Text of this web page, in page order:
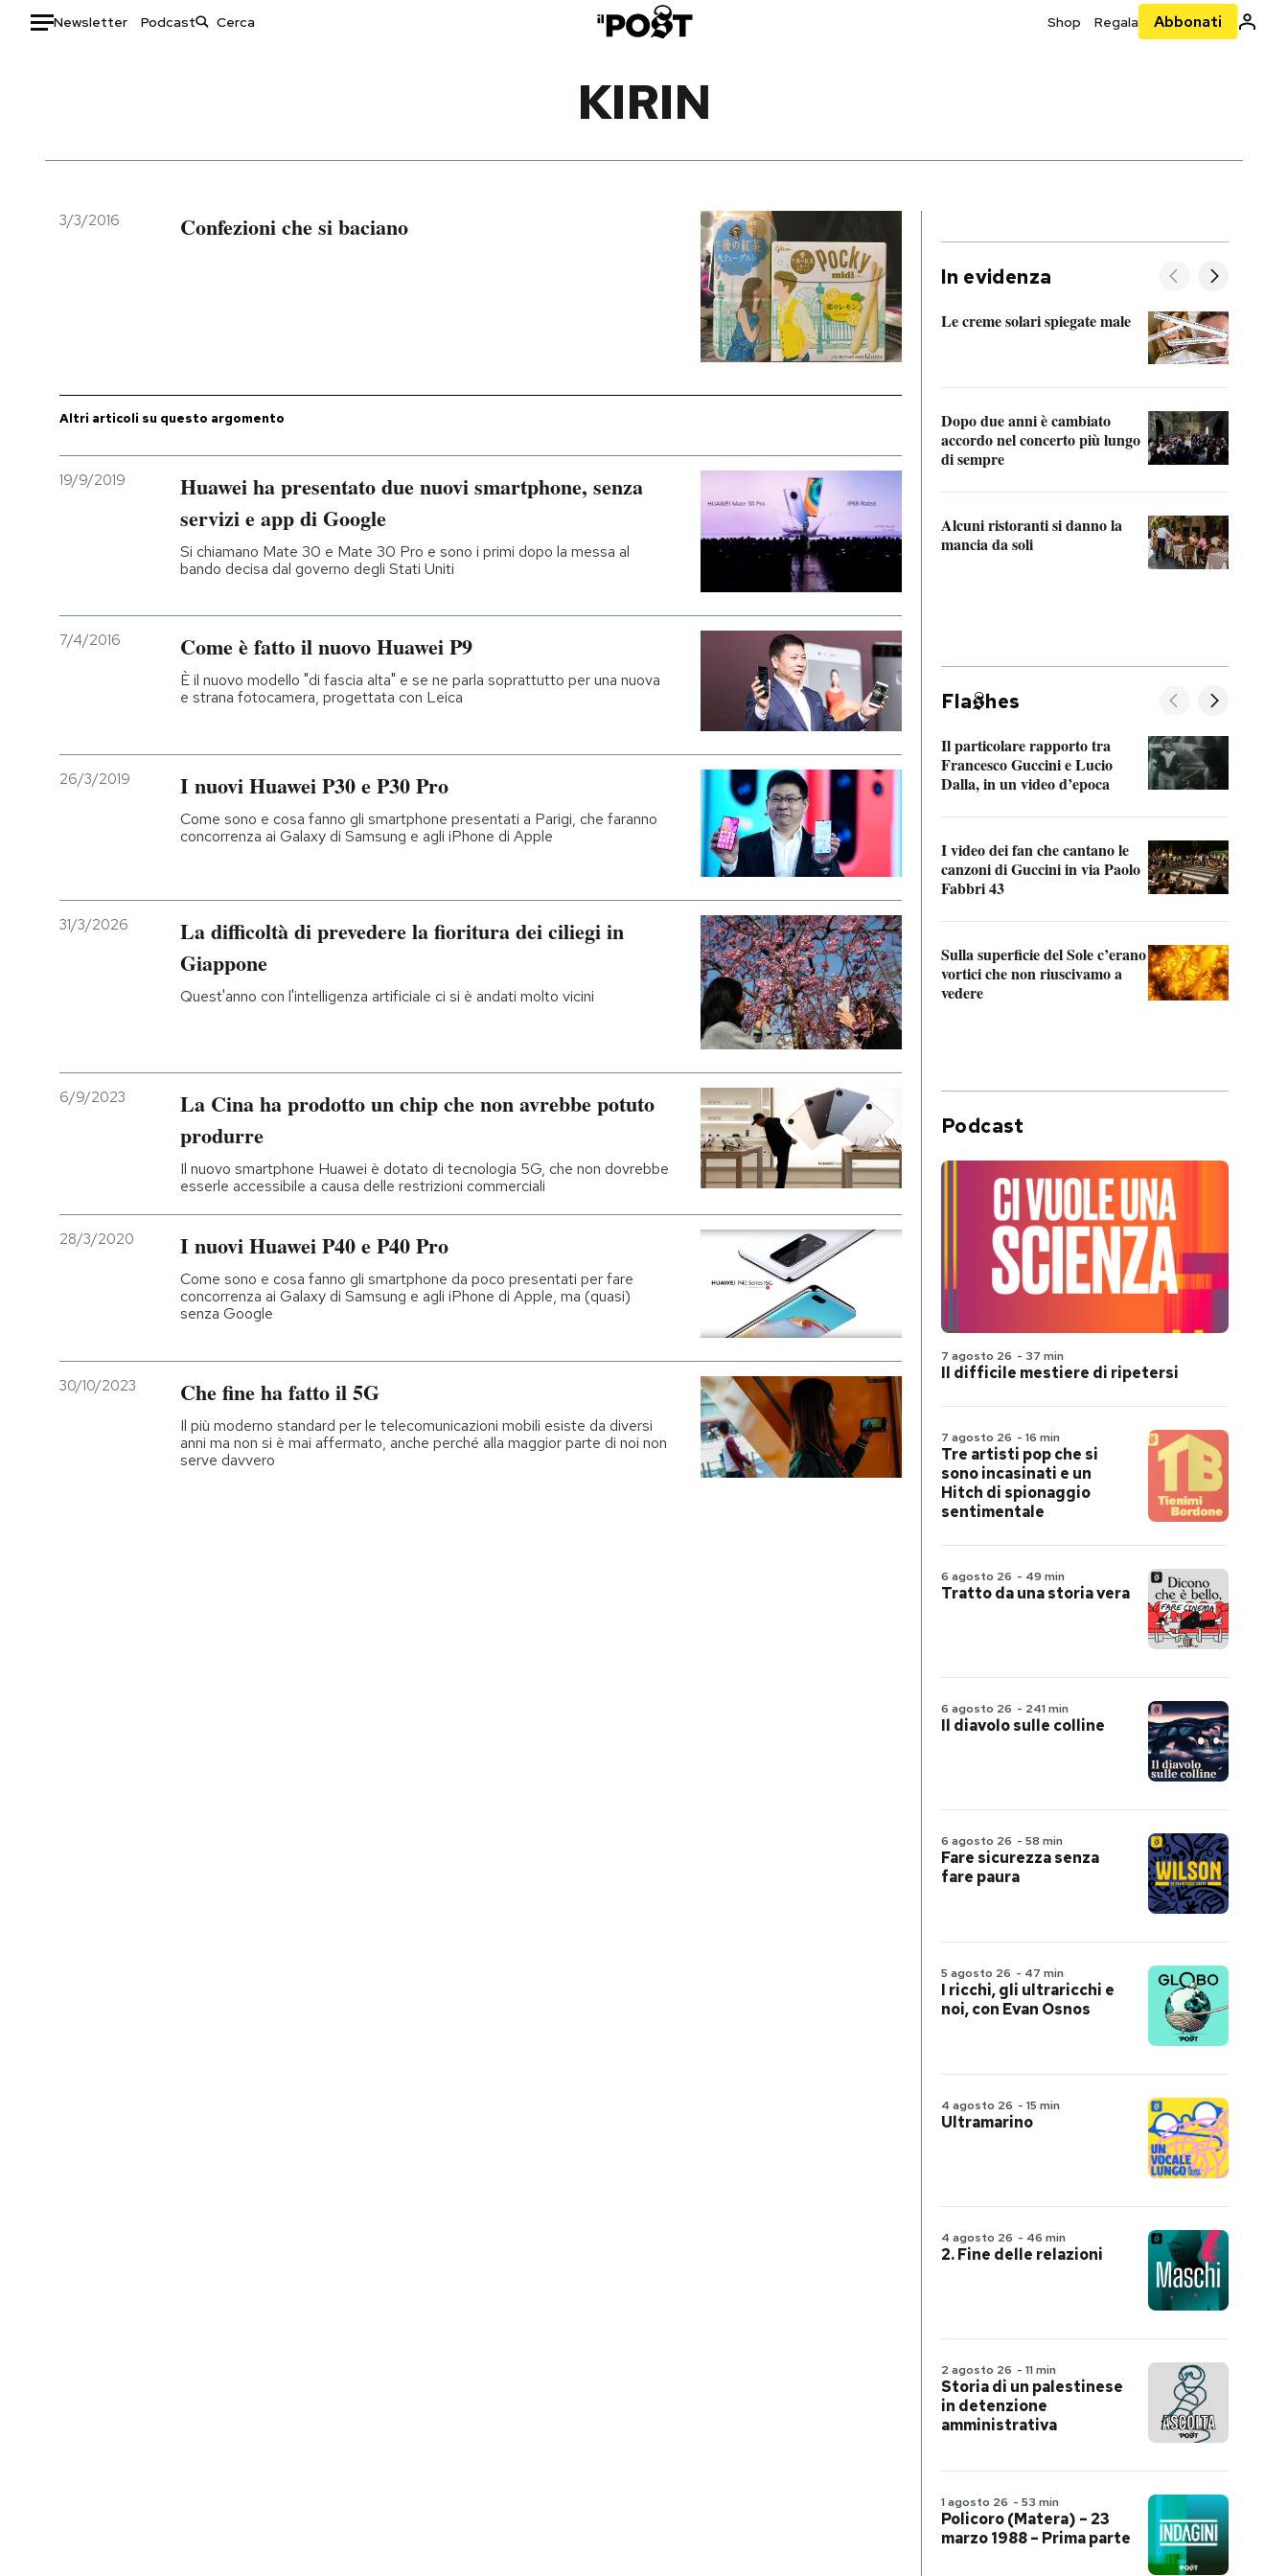
Newsletter Podcast Shop Regala Abbonati
Italia
Politica
Moda
AREA PERSONALE
KIRIN
3/3/2016 Confezioni che si baciano
Altri articoli su questo argomento
19/9/2019
Huawei ha presentato due nuovi smartphone, senza
servizi e app di Google
Si chiamano Mate 30 e Mate 30 Pro e sono i primi dopo la messa al
bando decisa dal governo degli Stati Uniti
7/4/2016 Come è fatto il nuovo Huawei P9
È il nuovo modello "di fascia alta" e se ne parla soprattutto per una nuova
e strana fotocamera, progettata con Leica
26/3/2019 I nuovi Huawei P30 e P30 Pro
Come sono e cosa fanno gli smartphone presentati a Parigi, che faranno
concorrenza ai Galaxy di Samsung e agli iPhone di Apple
31/3/2026
La difficoltà di prevedere la fioritura dei ciliegi in
Giappone
Quest'anno con l'intelligenza artificiale ci si è andati molto vicini
6/9/2023
La Cina ha prodotto un chip che non avrebbe potuto
produrre
Il nuovo smartphone Huawei è dotato di tecnologia 5G, che non dovrebbe
esserle accessibile a causa delle restrizioni commerciali
28/3/2020 I nuovi Huawei P40 e P40 Pro
Come sono e cosa fanno gli smartphone da poco presentati per fare
concorrenza ai Galaxy di Samsung e agli iPhone di Apple, ma (quasi)
senza Google
30/10/2023 Che fine ha fatto il 5G
Il più moderno standard per le telecomunicazioni mobili esiste da diversi
anni ma non si è mai affermato, anche perché alla maggior parte di noi non
serve davvero
In evidenza
Le creme solari spiegate male
Dopo due anni è cambiato
accordo nel concerto più lungo
di sempre
Alcuni ristoranti si danno la
mancia da soli
Fla hes
Il particolare rapporto tra
Francesco Guccini e Lucio
Dalla, in un video d’epoca
I video dei fan che cantano le
canzoni di Guccini in via Paolo
Fabbri 43
Sulla superficie del Sole c’erano
vortici che non riuscivamo a
vedere
Podcast
7 agosto 26 - 37 min
Il difficile mestiere di ripetersi
7 agosto 26 - 16 min
Tre artisti pop che si
sono incasinati e un
Hitch di spionaggio
sentimentale
6 agosto 26 - 49 min
Tratto da una storia vera
6 agosto 26 - 241 min
Il diavolo sulle colline
6 agosto 26 - 58 min
Fare sicurezza senza
fare paura
5 agosto 26 - 47 min
I ricchi, gli ultraricchi e
noi, con Evan Osnos
4 agosto 26 - 15 min
Ultramarino
4 agosto 26 - 46 min
2. Fine delle relazioni
2 agosto 26 - 11 min
Storia di un palestinese
in detenzione
amministrativa
1 agosto 26 - 53 min
Policoro (Matera) – 23
marzo 1988 – Prima parte